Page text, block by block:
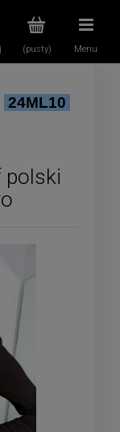
(pusty) Menu
24ML10
polski